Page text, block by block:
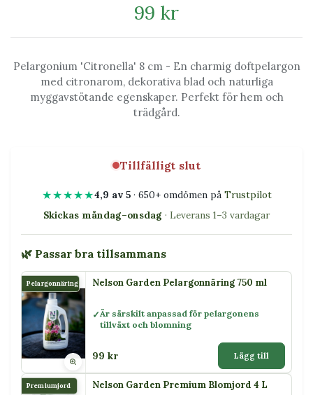
99 kr
Pelargonium 'Citronella' 8 cm - En charmig doftpelargon
med citronarom, dekorativa blad och naturliga
myggavstötande egenskaper. Perfekt för hem och
trädgård.
Tillfälligt slut
★★★★★4,9 av 5· 650+ omdömen på Trustpilot
Skickas måndag–onsdag · Leverans 1–3 vardagar
🌿 Passar bra tillsammans
Pelargonnäring Nelson Garden Pelargonnäring 750 ml
Är särskilt anpassad för pelargonens
tillväxt och blomning
99 kr Lägg till
Premiumjord Nelson Garden Premium Blomjord 4 L